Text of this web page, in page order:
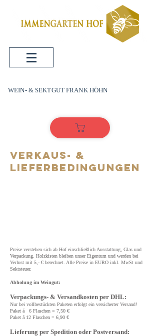
WEIN- & SEKTGUT FRANK HÖHN
Verkaus- &
Lieferbedingungen
Preise verstehen sich ab Hof einschließlich Ausstattung, Glas und
Verpackung. Holzkisten bleiben unser Eigentum und werden bei
Verlust mit 5,- € berechnet. Alle Preise in EURO inkl. MwSt und
Sektsteuer.
Abholung im Weingut:
Verpackungs- & Versandkosten per DHL:
Nur bei vollbestückten Paketen erfolgt ein versicherter Versand!
Paket á 6 Flaschen = 7,50 €
Paket á 12 Flaschen = 6,90 €
Lieferung per Spedition oder Postversand: